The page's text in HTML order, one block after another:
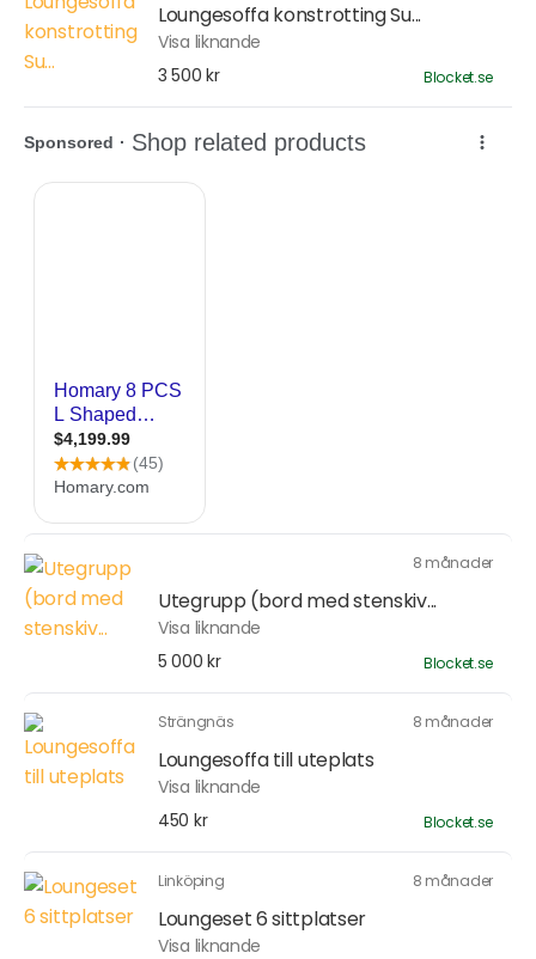
Loungesoffa konstrotting Su...
Visa liknande
3 500 kr
Blocket.se
8 månader
Utegrupp (bord med stenskiv...
Visa liknande
5 000 kr
Blocket.se
Strängnäs 8 månader
Loungesoffa till uteplats
Visa liknande
450 kr
Blocket.se
Linköping 8 månader
Loungeset 6 sittplatser
Visa liknande